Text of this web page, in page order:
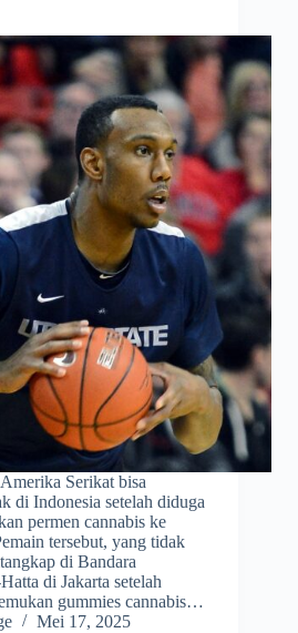
Serikat bisa
di Indonesia setelah diduga
permen cannabis ke
tersebut, yang tidak
di Bandara
di Jakarta setelah
gummies cannabis…
Mei 17, 2025